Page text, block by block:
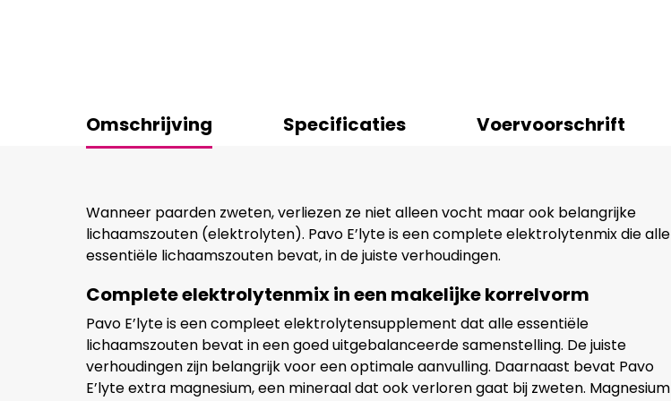
Omschrijving Specificaties Voervoorschrift
Wanneer paarden zweten, verliezen ze niet alleen vocht maar ook belangrijke
lichaamszouten (elektrolyten). Pavo E’lyte is een complete elektrolytenmix die alle
essentiële lichaamszouten bevat, in de juiste verhoudingen.
Complete elektrolytenmix in een makelijke korrelvorm
Pavo E’lyte is een compleet elektrolytensupplement dat alle essentiële
lichaamszouten bevat in een goed uitgebalanceerde samenstelling. De juiste
verhoudingen zijn belangrijk voor een optimale aanvulling. Daarnaast bevat Pavo
E’lyte extra magnesium, een mineraal dat ook verloren gaat bij zweten. Magnesium